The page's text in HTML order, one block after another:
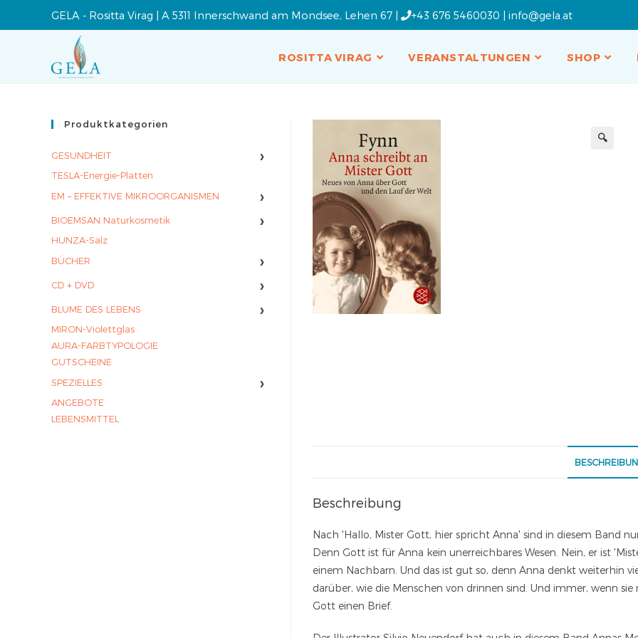
GELA - Rositta Virag | A 5311 Innerschwand am Mondsee, Lehen 67 | +43 676 5460030 | info@gela.at
ROSITTA VIRAG VERANSTALTUNGEN SHOP
Beschreibung
Nach 'Hallo, Mister Gott, hier spricht Anna' sind in diesem Band
Denn Gott ist für Anna kein unerreichbares Wesen. Nein, er ist
einem Nachbarn. Und das ist gut so, denn Anna denkt weiterhin
darüber, wie die Menschen von drinnen sind. Und immer, wenn
Gott einen Brief.
Produktkategorien
GESUNDHEIT ›
TESLA-Energie-Platten
EM – EFFEKTIVE MIKROORGANISMEN
›
BIOEMSAN Naturkosmetik ›
HUNZA-Salz
BÜCHER
›
CD + DVD ›
BLUME DES LEBENS ›
MIRON-Violettglas
AURA-FARBTYPOLOGIE
GUTSCHEINE
SPEZIELLES
›
ANGEBOTE
LEBENSMITTEL